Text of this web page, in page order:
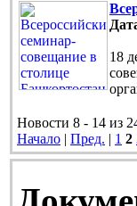
18
Новости 8 - 14 из
Начало | Пред. | 1 2